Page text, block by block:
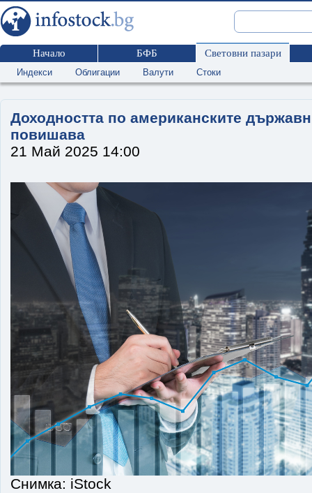
Начало БФБ Световни пазари
Индекси Облигации Валути Стоки
Доходността по американските
повишава
21 Май 2025 14:00
Снимка: iStock